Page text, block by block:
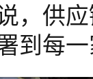
，供
到每